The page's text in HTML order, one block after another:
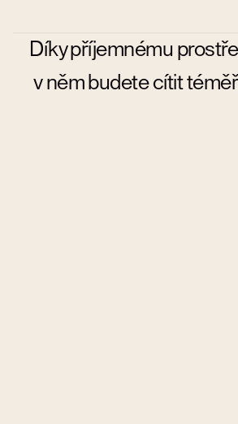
Díky příjemnému
v něm budete cítit